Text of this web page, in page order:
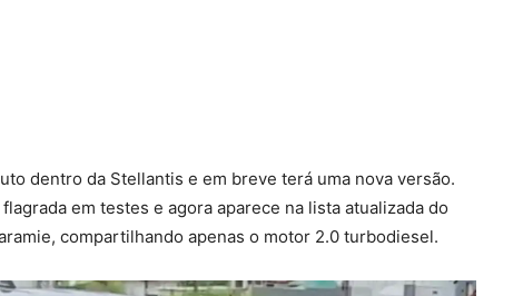
dentro da Stellantis e em breve terá uma nova versão.
em testes e agora aparece na lista atualizada do
compartilhando apenas o motor 2.0 turbodiesel.